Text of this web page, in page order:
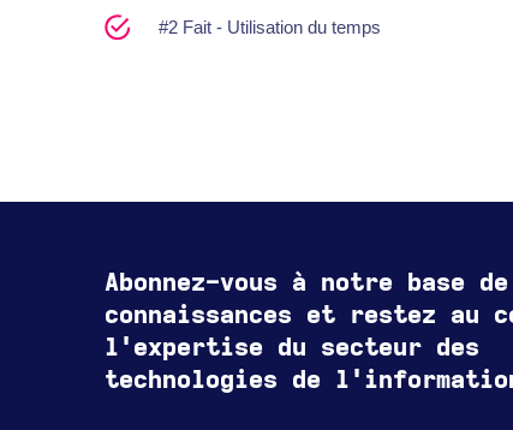
#2 Fait - Utilisation du temps
Abonnez-vous à notre base de
connaissances et restez au
l'expertise du secteur des
technologies de